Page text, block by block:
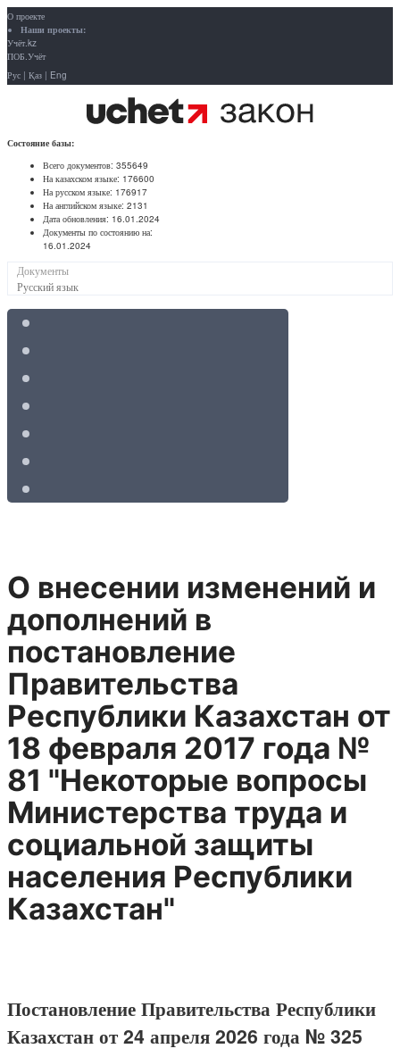
О проекте
Наши проекты:
Учёт.kz
ПОБ.Учёт
Рус | Қаз | Eng
Состояние базы:
Всего документов: 355649
На казахском языке: 176600
На русском языке: 176917
На английском языке: 2131
Дата обновления: 16.01.2024
Документы по состоянию на:
16.01.2024
Документы
Русский язык
О внесении изменений и
дополнений в
постановление
Правительства
Республики Казахстан от
18 февраля 2017 года №
81 "Некоторые вопросы
Министерства труда и
социальной защиты
населения Республики
Казахстан"
Постановление Правительства Республики
Казахстан от 24 апреля 2026 года № 325